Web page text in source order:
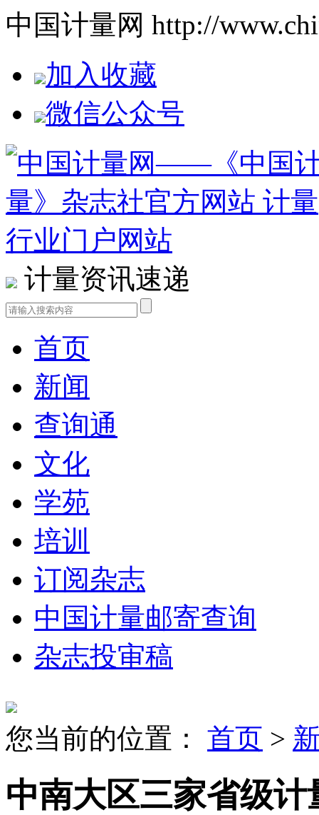
中国计量网 http://
加入收藏
微信公众号
计量资讯速递
首页
新闻
查询通
文化
学苑
培训
订阅杂志
中国计量邮寄查询
杂志投审稿
您当前的位置： 首页 >
中南大区三家省级